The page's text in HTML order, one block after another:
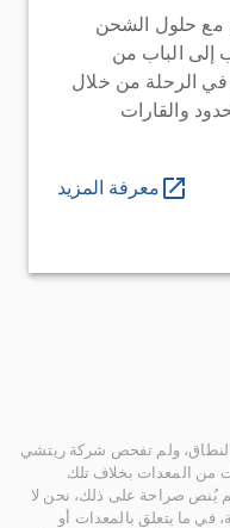
مع حلول الشحن
إلى الباب من
الرحلة من خلال
والقارات
معرفة المزيد
النطاق، ولم تفحص شركة ريتشي
من المعدات بخلاف تلك
يُنص صراحة على ذلك، نحن لا
في ما يتعلق بالمعدات أو